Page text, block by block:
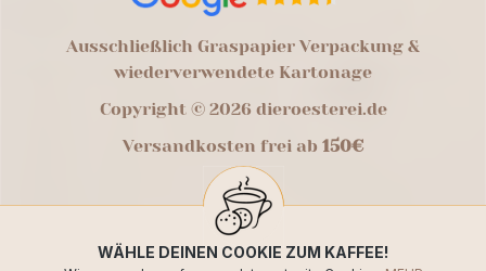
Ausschließlich Graspapier Verpackung &
wiederverwendete Kartonage
Copyright © 2026 dieroesterei.de
Versandkosten frei ab 150€
WÄHLE DEINEN COOKIE ZUM KAFFEE!